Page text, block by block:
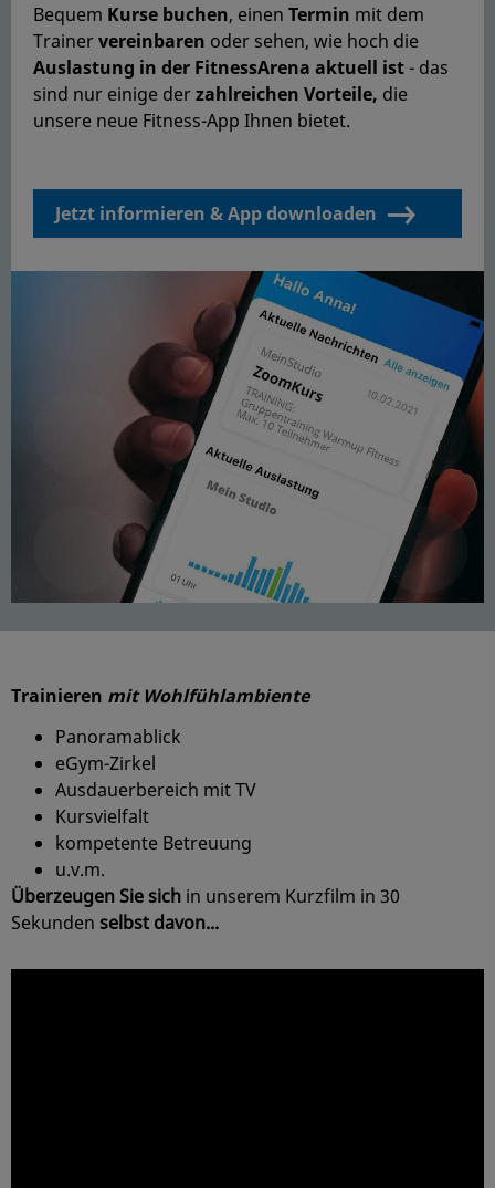
Bequem Kurse buchen, einen Termin mit dem
Trainervereinbaren oder sehen, wie hoch die
Auslastung in der FitnessArena aktuell ist- das
sind nur einige derzahlreichen Vorteile, die
unsere neue Fitness-App Ihnen bietet.
Jetzt informieren & App downloaden
Trainieren mit Wohlfühlambiente
Panoramablick
eGym-Zirkel
Ausdauerbereich mit TV
Kursvielfalt
kompetente Betreuung
u.v.m.
Überzeugen Sie sich in unserem Kurzfilm in 30
Sekunden selbst davon...